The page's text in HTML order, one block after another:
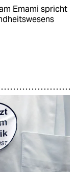
Emami spricht